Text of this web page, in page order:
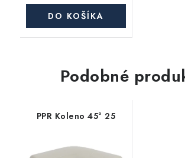
DO KOŠÍKA
Podobné
PPR Koleno 45° 25